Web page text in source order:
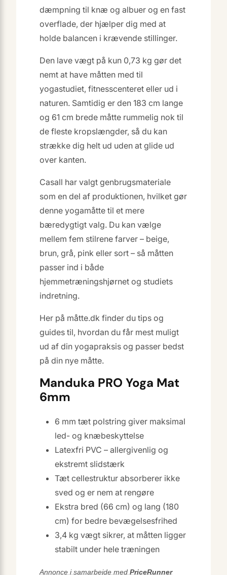
dæmpning til knæ og albuer og en fast
overflade, der hjælper dig med at
holde balancen i krævende stillinger.
Den lave vægt på kun 0,73 kg gør det
nemt at have måtten med til
yogastudiet, fitnesscenteret eller ud i
naturen. Samtidig er den 183 cm lange
og 61 cm brede måtte rummelig nok til
de fleste kropslængder, så du kan
strække dig helt ud uden at glide ud
over kanten.
Casall har valgt genbrugsmateriale
som en del af produktionen, hvilket gør
denne yogamåtte til et mere
bæredygtigt valg. Du kan vælge
mellem fem stilrene farver – beige,
brun, grå, pink eller sort – så måtten
passer ind i både
hjemmetræningshjørnet og studiets
indretning.
Her på måtte.dk finder du tips og
guides til, hvordan du får mest muligt
ud af din yogapraksis og passer bedst
på din nye måtte.
Manduka PRO Yoga Mat
6mm
6 mm tæt polstring giver maksimal
led- og knæbeskyttelse
Latexfri PVC – allergivenlig og
ekstremt slidstærk
Tæt cellestruktur absorberer ikke
sved og er nem at rengøre
Ekstra bred (66 cm) og lang (180
cm) for bedre bevægelsesfrihed
3,4 kg vægt sikrer, at måtten ligger
stabilt under hele træningen
Annonce i samarbejde med PriceRunner